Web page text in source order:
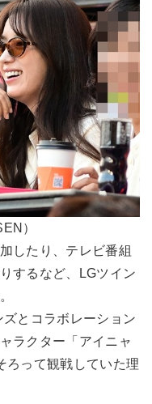
）
したり、テレビ番組
するなど、LGツイン
とコラボレーション
ラクター「アイニャ
ろって観戦していた理